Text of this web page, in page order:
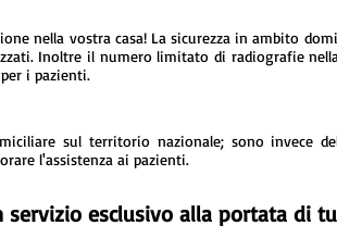
nella vostra casa! La sicurezza in ambito
Inoltre il numero limitato di radiografie
i pazienti.
sul territorio nazionale; sono invece
l'assistenza ai pazienti.
esclusivo alla portata di